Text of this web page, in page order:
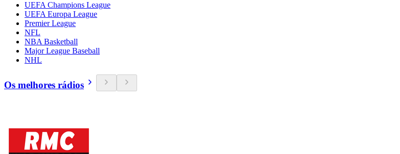
UEFA Champions League
UEFA Europa League
Premier League
NFL
NBA Basketball
Major League Baseball
NHL
Os melhores rádios